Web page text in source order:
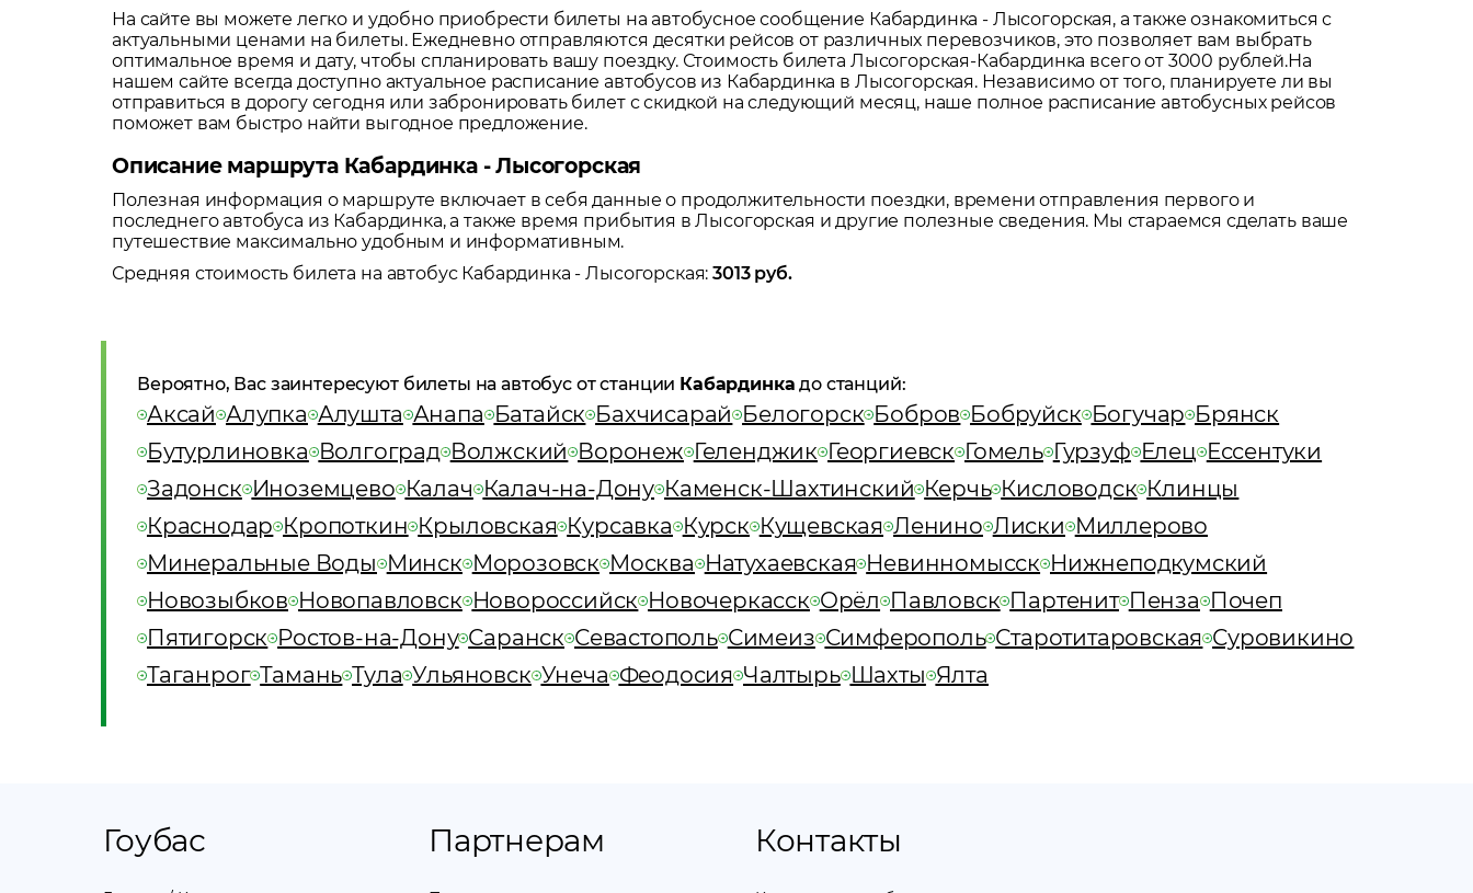
На сайте вы можете легко и удобно приобрести билеты на автобусное сообщение Кабардинка - Лысогорская, а также ознакомиться с
актуальными ценами на билеты. Ежедневно отправляются десятки рейсов от различных перевозчиков, это позволяет вам выбрать
оптимальное время и дату, чтобы спланировать вашу поездку. Стоимость билета Лысогорская-Кабардинка всего от 3000 рублей.На
нашем сайте всегда доступно актуальное расписание автобусов из Кабардинка в Лысогорская. Независимо от того, планируете ли вы
отправиться в дорогу сегодня или забронировать билет с скидкой на следующий месяц, наше полное расписание автобусных рейсов
поможет вам быстро найти выгодное предложение.
Описание маршрута Кабардинка - Лысогорская
Полезная информация о маршруте включает в себя данные о продолжительности поездки, времени отправления первого и
последнего автобуса из Кабардинка, а также время прибытия вЛысогорская и другие полезные сведения. Мы стараемся сделать ваше
путешествие максимально удобным и информативным.
Средняя стоимость билета на автобус Кабардинка -Лысогорская: 3013руб.
Вероятно, Вас заинтересуют билеты на автобус от станции Кабардинка до станций:
Аксай Алупка Алушта Анапа Батайск Бахчисарай Белогорск Бобров Бобруйск Богучар Брянск
Бутурлиновка Волгоград Волжский Воронеж Геленджик Георгиевск Гомель Гурзуф Елец Ессентуки
Задонск Иноземцево Калач Калач-на-Дону Каменск-Шахтинский Керчь Кисловодск Клинцы
Краснодар Кропоткин Крыловская Курсавка Курск Кущевская Ленино Лиски Миллерово
Минеральные Воды Минск Морозовск Москва Натухаевская Невинномысск Нижнеподкумский
Новозыбков Новопавловск Новороссийск Новочеркасск Орёл Павловск Партенит Пенза Почеп
Пятигорск Ростов-на-Дону Саранск Севастополь Симеиз Симферополь Старотитаровская Суровикино
Таганрог Тамань Тула Ульяновск Унеча Феодосия Чалтырь Шахты Ялта
Гоубас Партнерам Контакты